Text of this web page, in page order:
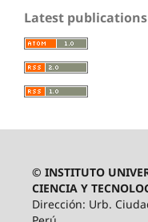
Latest publications
© INSTITUTO
CIENCIA Y
Dirección: Urb.